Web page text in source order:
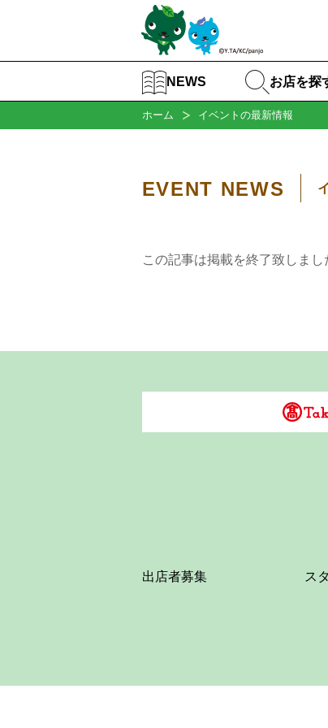
NEWS お店を探
ホーム イベントの最新情報
EVENT NEWS
この記事は掲載を終了致しまし
出店者募集 ス